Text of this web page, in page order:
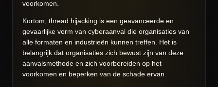
voorkomen.
Kortom, thread hijacking is een geavanceerde en
gevaarlijke vorm van cyberaanval die organisaties van
alle formaten en industrieën kunnen treffen. Het is
belangrijk dat organisaties zich bewust zijn van deze
aanvalsmethode en zich voorbereiden op het
voorkomen en beperken van de schade ervan.